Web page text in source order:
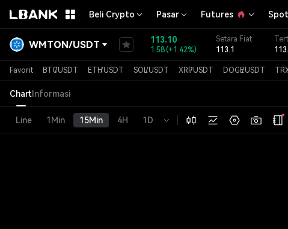
Beli Crypto Pasar Futures Spot
WMTON/USDT 113.10
1.58(+1.42%)
Setara Fiat
113.1
Favorit BTC/USDT ETH/USDT SOL/USDT XRP/USDT DOGE/USDT
ChartInformasi
Line 1Min 15Min 4H 1D